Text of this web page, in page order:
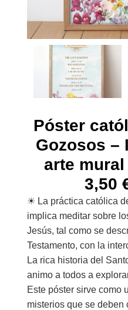
Póster
Gozosos –
arte
3,50
☀︎ La práctica católica
implica meditar sobre
Jesús, tal como se
Testamento, con la
La rica historia del
animo a todos a
Este póster sirve como
misterios que se deben